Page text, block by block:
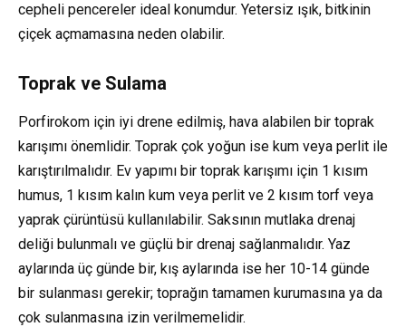
cepheli pencereler ideal konumdur. Yetersiz ışık, bitkinin
çiçek açmamasına neden olabilir.
Toprak ve Sulama
Porfirokom için iyi drene edilmiş, hava alabilen bir toprak
karışımı önemlidir. Toprak çok yoğun ise kum veya perlit ile
karıştırılmalıdır. Ev yapımı bir toprak karışımı için 1 kısım
humus, 1 kısım kalın kum veya perlit ve 2 kısım torf veya
yaprak çürüntüsü kullanılabilir. Saksının mutlaka drenaj
deliği bulunmalı ve güçlü bir drenaj sağlanmalıdır. Yaz
aylarında üç günde bir, kış aylarında ise her 10-14 günde
bir sulanması gerekir; toprağın tamamen kurumasına ya da
çok sulanmasına izin verilmemelidir.